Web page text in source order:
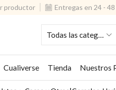
productor Entregas en 24 -
Cualiverse Tienda Nuestros